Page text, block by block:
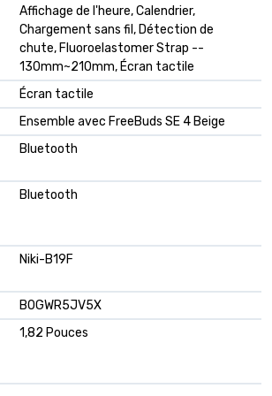
Affichage de l'heure, Calendrier,
Chargement sans fil, Détection de
chute, Fluoroelastomer Strap --
130mm~210mm, Écran tactile
Écran tactile
Ensemble avec FreeBuds SE 4 Beige
Bluetooth
Bluetooth
Niki-B19F
B0GWR5JV5X
1,82 Pouces